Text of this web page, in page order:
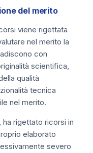
del merito
viene rigettata
nel merito la
con
scientifica,
qualità
tecnica
nel merito.
ha rigettato ricorsi in
elaborato
severo